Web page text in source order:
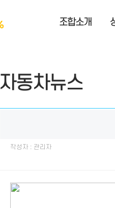
조합소개
자동차뉴스
작성자 : 관리자